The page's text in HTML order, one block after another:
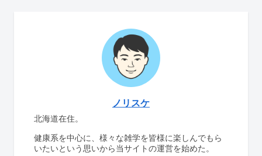
ノリスケ
北海道在住。
健康系を中心に、様々な雑学を皆様に楽しんでもら
いたいという思いから当サイトの運営を始めた。